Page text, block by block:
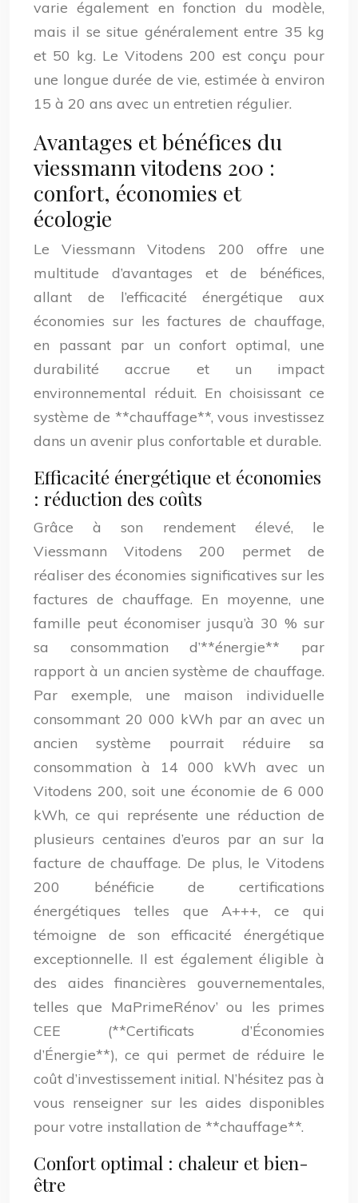
varie également en fonction du modèle,
mais il se situe généralement entre 35 kg
et 50 kg. Le Vitodens 200 est conçu pour
une longue durée de vie, estimée à environ
15 à 20 ans avec un entretien régulier.
Avantages et bénéfices du
viessmann vitodens 200 :
confort, économies et
écologie
Le Viessmann Vitodens 200 offre une
multitude d’avantages et de bénéfices,
allant de l’efficacité énergétique aux
économies sur les factures de chauffage,
en passant par un confort optimal, une
durabilité accrue et un impact
environnemental réduit. En choisissant ce
système de **chauffage**, vous investissez
dans un avenir plus confortable et durable.
Efficacité énergétique et économies
: réduction des coûts
Grâce à son rendement élevé, le
Viessmann Vitodens 200 permet de
réaliser des économies significatives sur les
factures de chauffage. En moyenne, une
famille peut économiser jusqu’à 30 % sur
sa consommation d’**énergie** par
rapport à un ancien système de chauffage.
Par exemple, une maison individuelle
consommant 20 000 kWh par an avec un
ancien système pourrait réduire sa
consommation à 14 000 kWh avec un
Vitodens 200, soit une économie de 6 000
kWh, ce qui représente une réduction de
plusieurs centaines d’euros par an sur la
facture de chauffage. De plus, le Vitodens
200 bénéficie de certifications
énergétiques telles que A+++, ce qui
témoigne de son efficacité énergétique
exceptionnelle. Il est également éligible à
des aides financières gouvernementales,
telles que MaPrimeRénov’ ou les primes
CEE (**Certificats d’Économies
d’Énergie**), ce qui permet de réduire le
coût d’investissement initial. N’hésitez pas à
vous renseigner sur les aides disponibles
pour votre installation de **chauffage**.
Confort optimal : chaleur et bien-
être